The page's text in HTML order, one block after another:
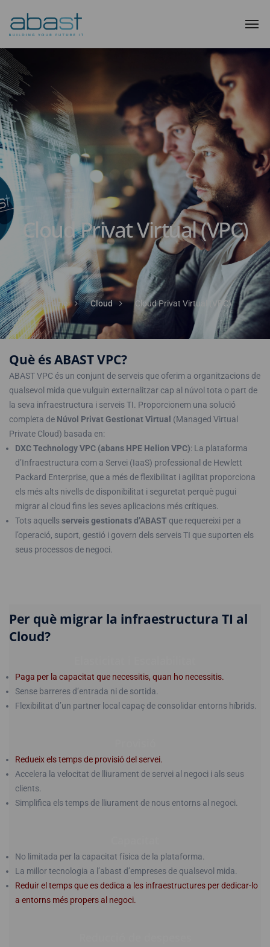
Cloud Privat Virtual (VPC)
Home Cloud Cloud Privat Virtual (VPC)
Què és ABAST VPC?
ABAST VPC és un conjunt de serveis que oferim a organitzacions de
qualsevol mida que vulguin externalitzar cap al núvol tota o part de
la seva infraestructura i serveis TI. Proporcionem una solució
completa de Núvol Privat Gestionat Virtual (Managed Virtual
Private Cloud) basada en:
DXC Technology VPC (abans HPE Helion VPC): La plataforma
d’Infraestructura com a Servei (IaaS) professional de Hewlett
Packard Enterprise, que a més de flexibilitat i agilitat proporciona
els més alts nivells de disponibilitat i seguretat perquè pugui
migrar al cloud fins les seves aplicacions més crítiques.
Tots aquellsserveis gestionats d’ABAST que requereixi per a
l’operació, suport, gestió i govern dels serveis TI que suporten els
seus processos de negoci.
Per què migrar la infraestructura TI al
Cloud?
Paga per la capacitat que necessitis, quan ho necessitis.
Sense barreres d’entrada ni de sortida.
Flexibilitat d’un partner local capaç de consolidar entorns híbrids.
Redueix els temps de provisió del servei.
Accelera la velocitat de lliurament de servei al negoci i als seus
clients.
Simplifica els temps de lliurament de nous entorns al negoci.
No limitada per la capacitat física de la plataforma.
La millor tecnologia a l’abast d’empreses de qualsevol mida.
Reduir el temps que es dedica a les infraestructures per dedicar-lo
a entorns més propers al negoci.